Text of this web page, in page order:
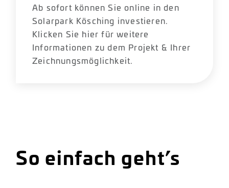
Ab sofort können Sie online in den
Solarpark Kösching investieren.
Klicken Sie hier für weitere
Informationen zu dem Projekt & Ihrer
Zeichnungsmöglichkeit.
So einfach geht’s